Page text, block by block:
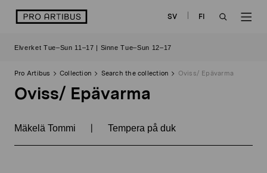
logo SV
FI
Elverket Tue–Sun 11–17 | Sinne Tue–Sun 12–17
Pro Artibus Collection Search the collection Oviss/ Epävarma
Oviss/ Epävarma
Mäkelä Tommi | Tempera på duk